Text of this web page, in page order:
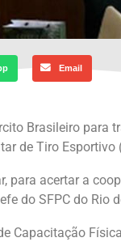
Email
Brasileiro para
de Tiro Esportivo
para acertar a
do SFPC do Rio
Capacitação